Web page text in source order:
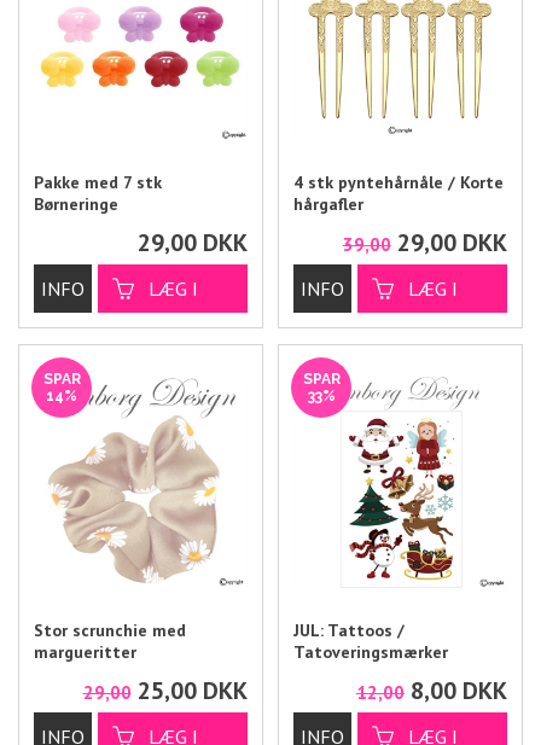
Pakke med 7 stk
Børneringe
29,00 DKK
4 stk pyntehårnåle / Korte
hårgafler
39,00 29,00 DKK
SPAR
14%
Stor scrunchie med
margueritter
29,00 25,00 DKK
SPAR
33%
JUL: Tattoos /
Tatoveringsmærker
12,00 8,00 DKK